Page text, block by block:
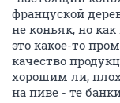
француской
не коньяк, но
это какое-то
качество
хорошим ли,
на пиве - те